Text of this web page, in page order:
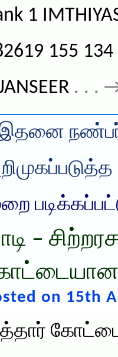
1
155
. . .
–
on 15th